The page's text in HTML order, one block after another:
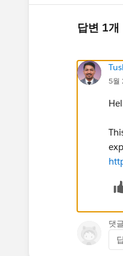
답변 1개
5월
댓